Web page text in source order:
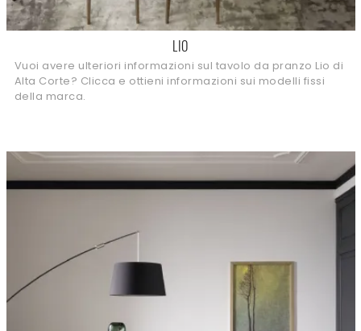
LIO
Vuoi avere ulteriori informazioni sul tavolo da pranzo Lio di
Alta Corte? Clicca e ottieni informazioni sui modelli fissi
della marca.